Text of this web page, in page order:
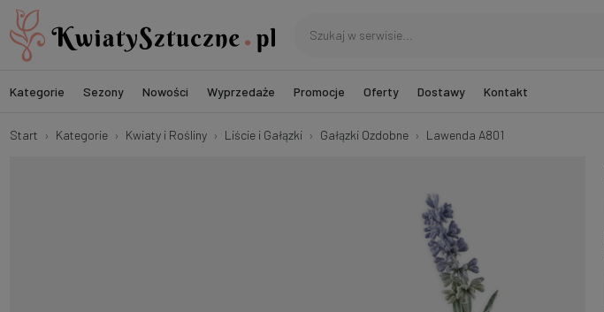
Kategorie Sezony Nowości Wyprzedaże Promocje Oferty Dostawy Kontakt
Start Kategorie Kwiaty i Rośliny Liście i Gałązki Gałązki Ozdobne Lawenda A801